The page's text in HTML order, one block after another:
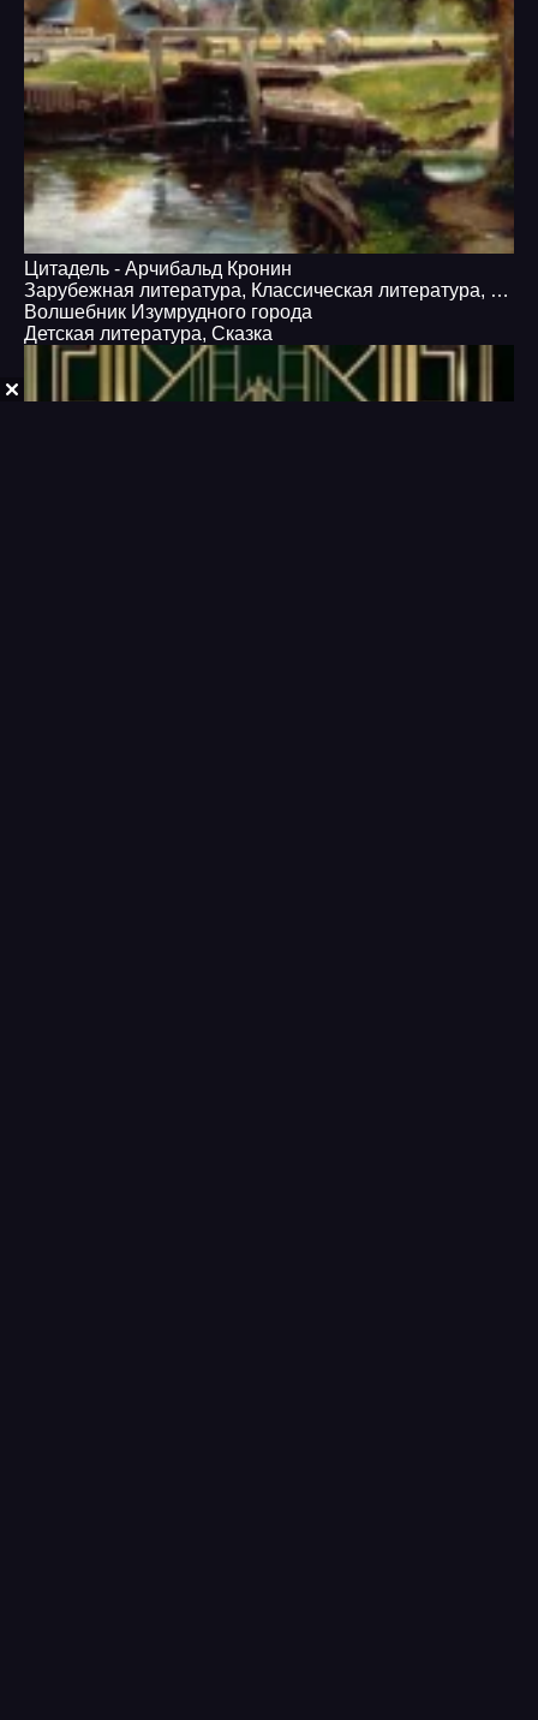
Цитадель - Арчибальд Кронин
Зарубежная литература, Классическая литература,
Волшебник Изумрудного города
Детская литература, Сказка